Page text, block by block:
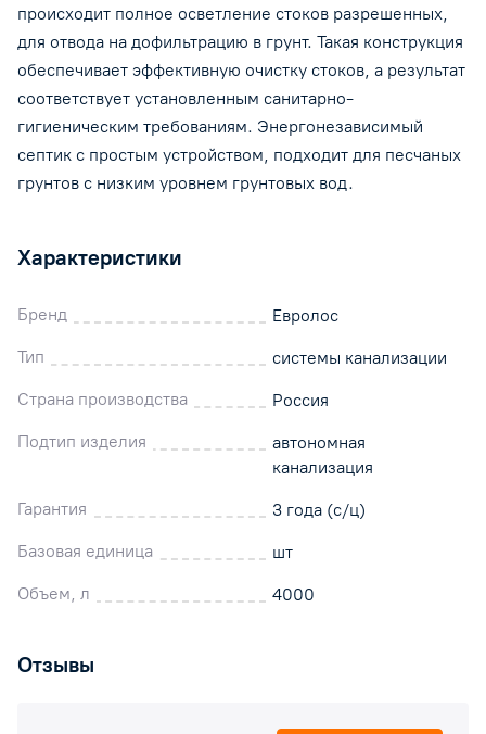
происходит полное осветление стоков разрешенных,
для отвода на дофильтрацию в грунт. Такая конструкция
обеспечивает эффективную очистку стоков, а результат
соответствует установленным санитарно-
гигиеническим требованиям. Энергонезависимый
септик с простым устройством, подходит для песчаных
грунтов с низким уровнем грунтовых вод.
Характеристики
Бренд
Евролос
Тип
системы канализации
Страна производства
Россия
Подтип изделия
автономная
канализация
Гарантия
3 года (с/ц)
Базовая единица
шт
Объем, л
4000
Отзывы